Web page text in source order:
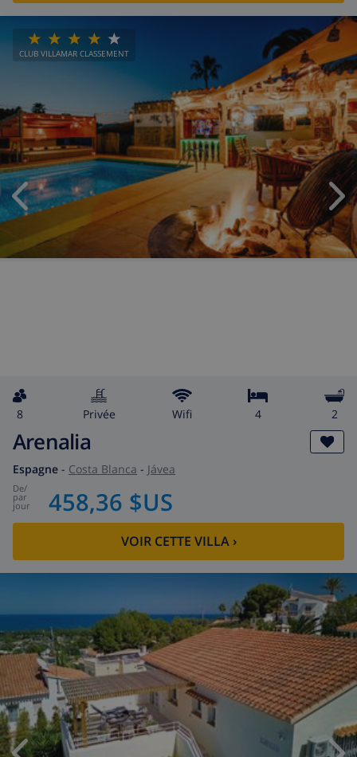
CLUB VILLAMAR CLASSEMENT
8 privée wifi 4 2
Arenalia
Espagne - Costa Blanca - Jávea
de/
par
jour 458,36 $US
VOIR CETTE VILLA›